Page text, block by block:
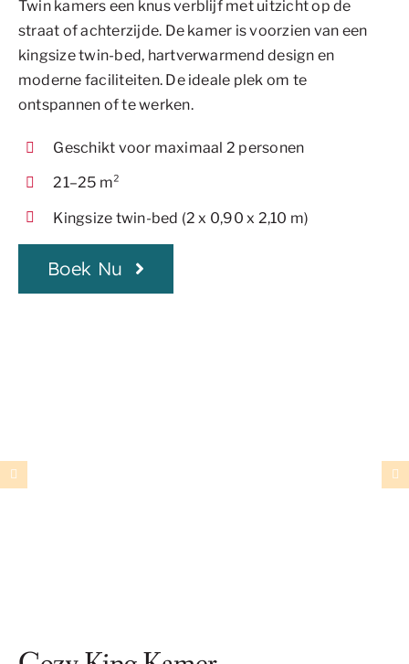
Twin kamers een knus verblijf met uitzicht op de
straat of achterzijde. De kamer is voorzien van een
kingsize twin-bed, hartverwarmend design en
moderne faciliteiten. De ideale plek om te
ontspannen of te werken.
Geschikt voor maximaal 2 personen
21–25 m²
Kingsize twin-bed (2 x 0,90 x 2,10 m)
Boek Nu